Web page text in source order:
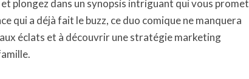
plongez dans un synopsis intriguant qui vous promet
qui a déjà fait le buzz, ce duo comique ne manquera
éclats et à découvrir une stratégie marketing